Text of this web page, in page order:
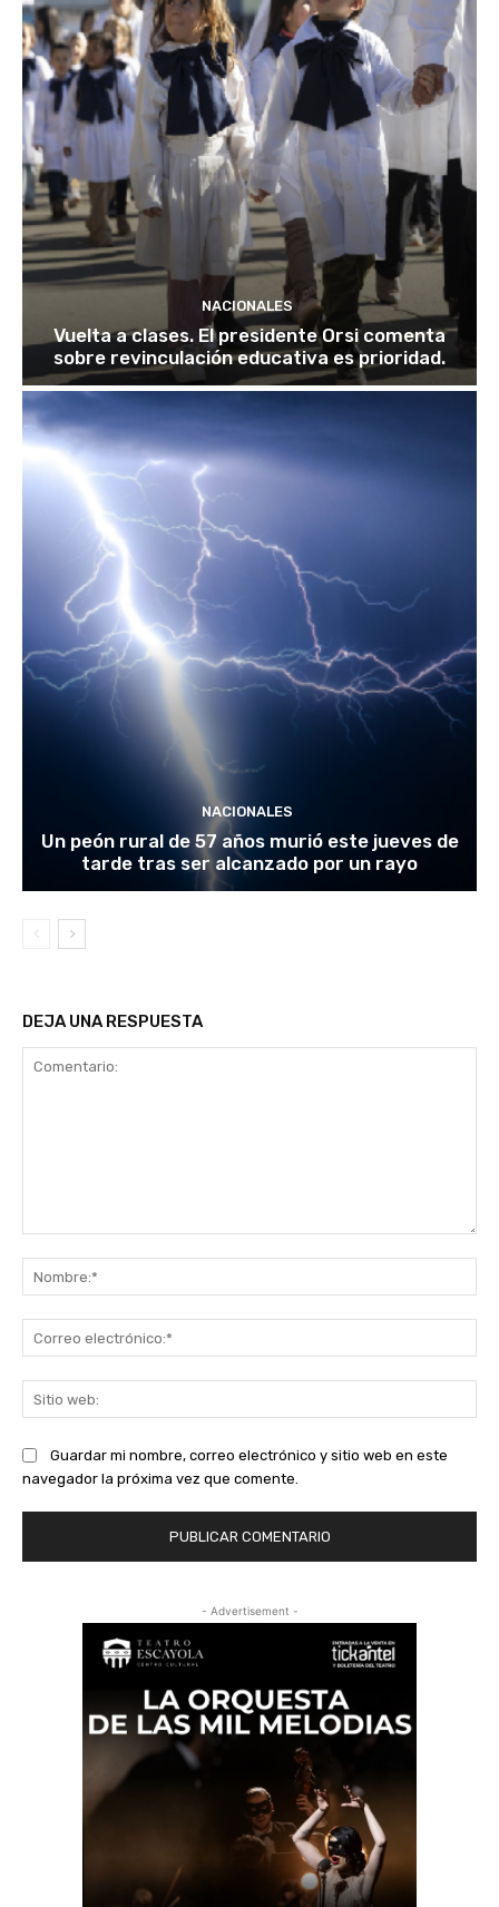
NACIONALES
Vuelta a clases. El presidente Orsi comenta
sobre revinculación educativa es prioridad.
NACIONALES
Un peón rural de 57 años murió este jueves de
tarde tras ser alcanzado por un rayo
DEJA UNA RESPUESTA
Guardar mi nombre, correo electrónico y sitio web en este
navegador la próxima vez que comente.
- Advertisement -